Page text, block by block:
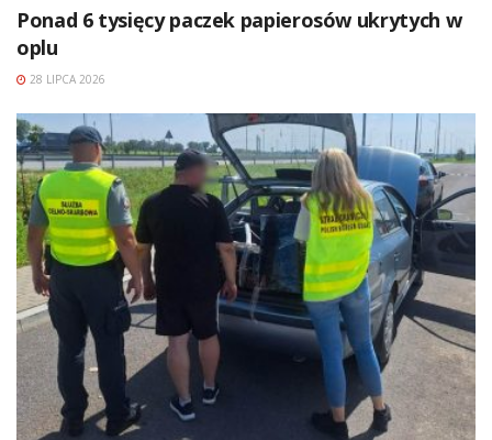
Ponad 6 tysięcy paczek papierosów ukrytych w
oplu
28 LIPCA 2026